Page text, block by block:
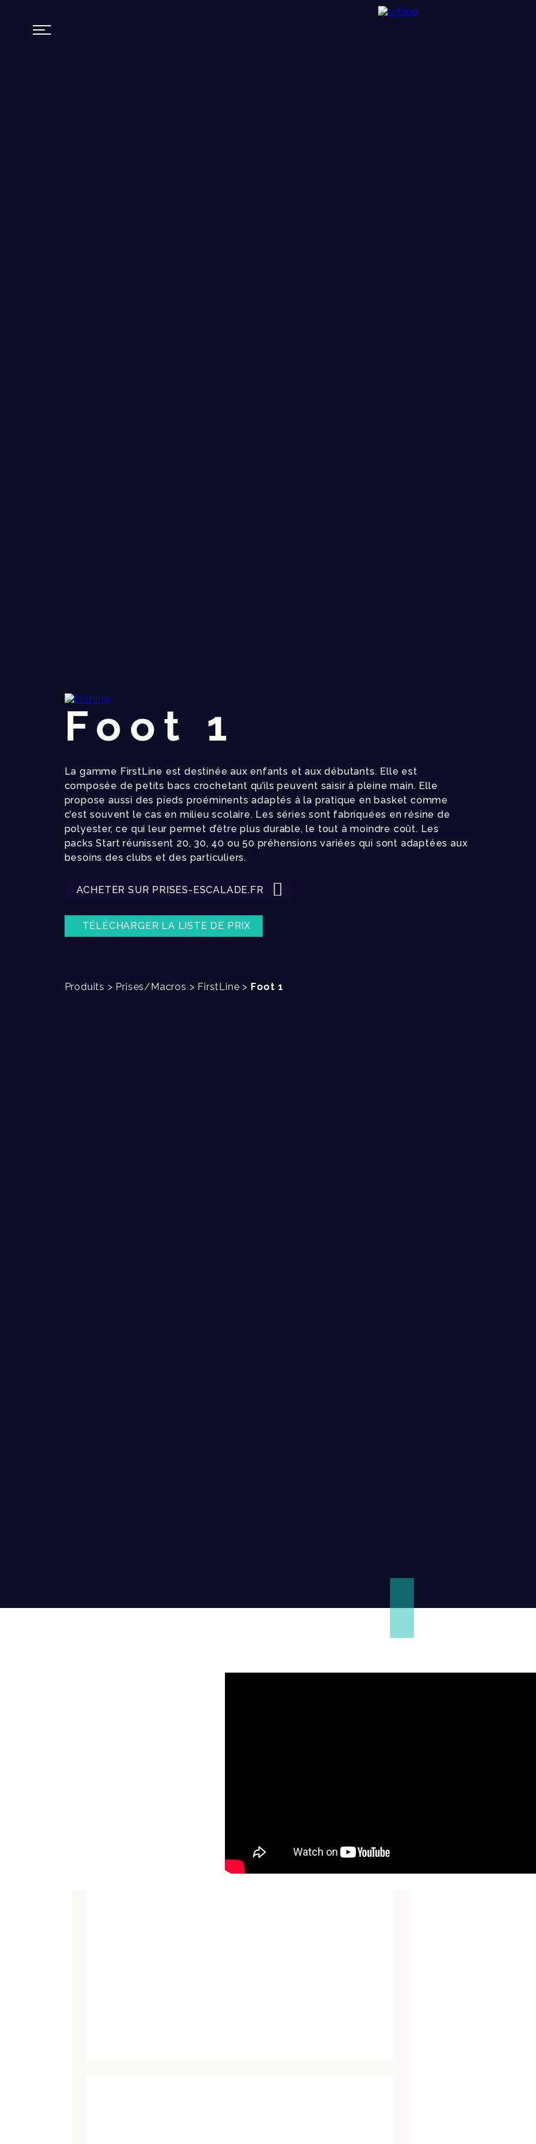
Foot 1
La gamme FirstLine est destinée aux enfants et aux débutants. Elle est
composée de petits bacs crochetant qu’ils peuvent saisir à pleine main. Elle
propose aussi des pieds proéminents adaptés à la pratique en basket comme
c’est souvent le cas en milieu scolaire. Les séries sont fabriquées en résine de
polyester, ce qui leur permet d’être plus durable, le tout à moindre coût. Les
packs Start réunissent 20, 30, 40 ou 50 préhensions variées qui sont adaptées aux
besoins des clubs et des particuliers.
ACHETER SUR PRISES-ESCALADE.FR
TÉLÉCHARGER LA LISTE DE PRIX
Produits > Prises/Macros > FirstLine > Foot 1